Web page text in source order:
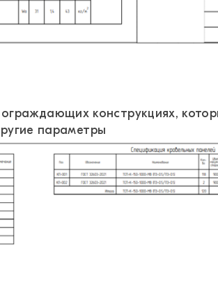
конструкциях,
параметры